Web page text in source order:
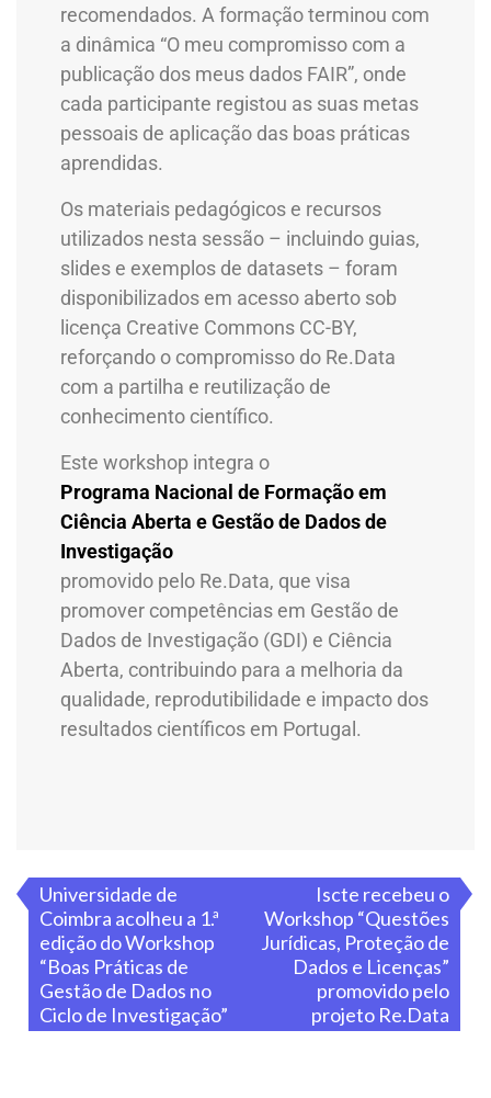
recomendados. A formação terminou com
a dinâmica “O meu compromisso com a
publicação dos meus dados FAIR”, onde
cada participante registou as suas metas
pessoais de aplicação das boas práticas
aprendidas.
Os materiais pedagógicos e recursos
utilizados nesta sessão – incluindo guias,
slides e exemplos de datasets – foram
disponibilizados em acesso aberto sob
licença Creative Commons CC-BY,
reforçando o compromisso do Re.Data
com a partilha e reutilização de
conhecimento científico.
Este workshop integra o
Programa Nacional de Formação em
Ciência Aberta e Gestão de Dados de
Investigação
promovido pelo Re.Data, que visa
promover competências em Gestão de
Dados de Investigação (GDI) e Ciência
Aberta, contribuindo para a melhoria da
qualidade, reprodutibilidade e impacto dos
resultados científicos em Portugal.
Universidade de
Coimbra acolheu a 1.ª
edição do Workshop
“Boas Práticas de
Gestão de Dados no
Ciclo de Investigação”
Iscte recebeu o
Workshop “Questões
Jurídicas, Proteção de
Dados e Licenças”
promovido pelo
projeto Re.Data